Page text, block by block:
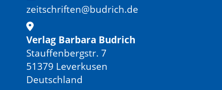
zeitschriften@budrich.de
Verlag Barbara Budrich
Stauffenbergstr. 7
51379 Leverkusen
Deutschland